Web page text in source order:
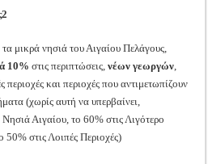
μικρά νησιά του Αιγαίου Πελάγους,
10% στις περιπτώσεις,νέων γεωργών,
και περιοχές που αντιμετωπίζουν
(χωρίς αυτή να υπερβαίνει,
Αιγαίου, το 60% στις Λιγότερο
50% στις Λοιπές Περιοχές)